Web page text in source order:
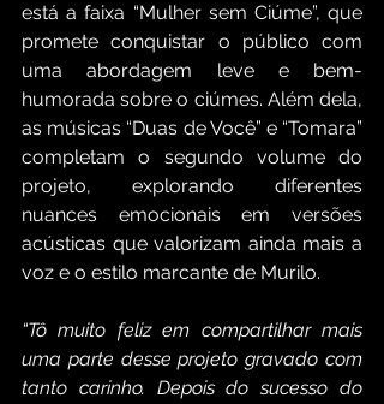
está a faixa “Mulher sem Ciúme”, que
promete conquistar o público com
uma abordagem leve e bem-
humorada sobre o ciúmes. Além dela,
as músicas “Duas de Você” e “Tomara”
completam o segundo volume do
projeto, explorando diferentes
nuances emocionais em versões
acústicas que valorizam ainda mais a
voz e o estilo marcante de Murilo.
“Tô muito feliz em compartilhar mais
uma parte desse projeto gravado com
tanto carinho. Depois do sucesso do